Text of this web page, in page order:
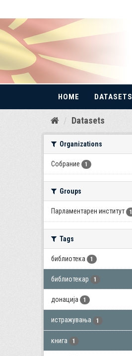
Skip
HOME DATASETS
Datasets
Organizations
Собрание 1
Groups
Парламентарен институт 1
Tags
библиотека 1
библиотекар 1
донација 1
истражувања 1
книга 1